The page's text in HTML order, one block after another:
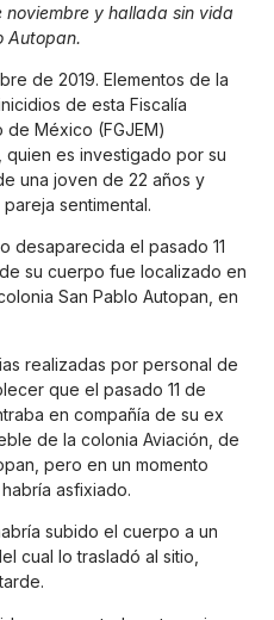
y hallada sin vida
Autopan.
de 2019. Elementos de la
de esta Fiscalía
de México (FGJEM)
quien es investigado por su
una joven de 22 años y
sentimental.
desaparecida el pasado 11
su cuerpo fue localizado en
San Pablo Autopan, en
realizadas por personal de
que el pasado 11 de
en compañía de su ex
de la colonia Aviación, de
pero en un momento
asfixiado.
subido el cuerpo a un
cual lo trasladó al sitio,